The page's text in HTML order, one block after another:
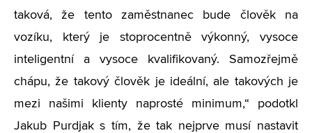
taková, že tento zaměstnanec bude člověk na
vozíku, který je stoprocentně výkonný, vysoce
inteligentní a vysoce kvalifikovaný. Samozřejmě
chápu, že takový člověk je ideální, ale takových je
mezi našimi klienty naprosté minimum,“ podotkl
Jakub Purdjak s tím, že tak nejprve musí nastavit